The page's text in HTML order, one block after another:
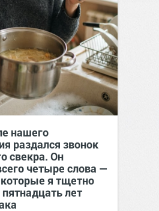
нашего
раздался звонок
свекра. Он
четыре слова —
я тщетно
лет